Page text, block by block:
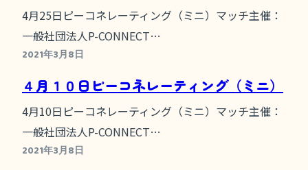
4月25日ピーコネレーティング（ミニ）マッチ主催：
一般社団法人P-CONNECT…
2021年3月8日
４月１０日ピーコネレーティング（ミニ）
4月10日ピーコネレーティング（ミニ）マッチ主催：
一般社団法人P-CONNECT…
2021年3月8日